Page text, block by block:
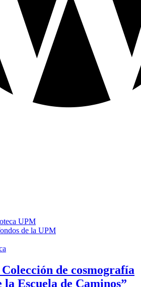
UPM
de la UPM
de cosmografía
Escuela de Caminos”